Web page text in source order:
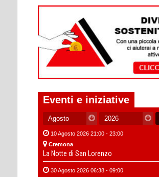
Eventi e iniziative
10 Agosto 2026 21:00 - 23:00
Cremona
La Notte di San Lorenzo
30 Agosto 2026 06:38 - 09:00